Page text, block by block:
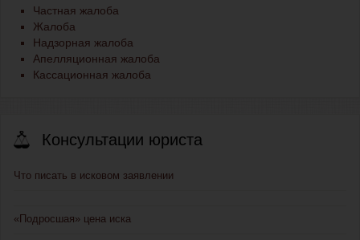
Частная жалоба
Жалоба
Надзорная жалоба
Апелляционная жалоба
Кассационная жалоба
Консультации юриста
Что писать в исковом заявлении
«Подросшая» цена иска